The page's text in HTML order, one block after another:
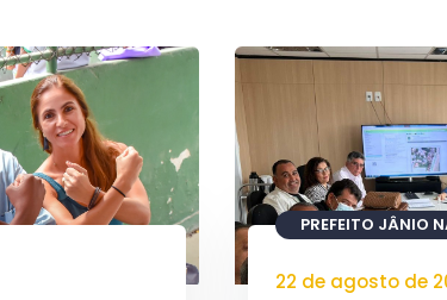
PREFEITO JÂNIO
22 de agosto de